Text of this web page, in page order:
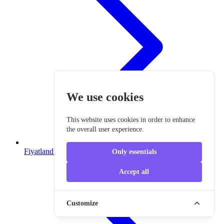
Fiyatlandırma
We use cookies
This website uses cookies in order to enhance
the overall user experience.
Only essentials
Accept all
Customize